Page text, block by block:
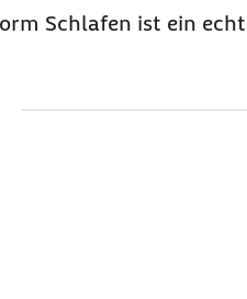
Schlafen ist ein